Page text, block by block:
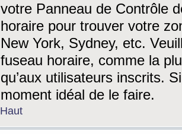
votre Panneau de Contrôle
horaire pour trouver votre
New York, Sydney, etc.
fuseau horaire, comme la
qu’aux utilisateurs inscrits.
moment idéal de le faire.
Haut